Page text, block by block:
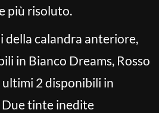
più risoluto.
della calandra anteriore,
in Bianco Dreams, Rosso
ultimi 2 disponibili in
Due tinte inedite